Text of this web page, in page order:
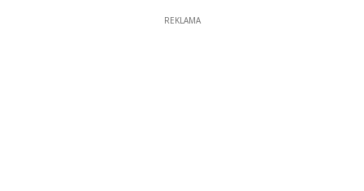
REKLAMA